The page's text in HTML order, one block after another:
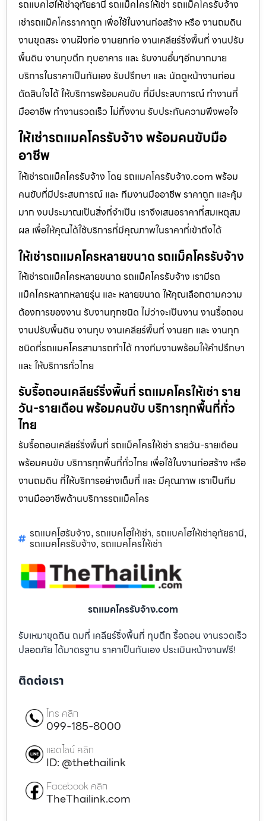
รถแบคโฮให้เช่าอุทัยธานี รถแม็คโครให้เช่า รถแม็คโครรับจ้าง
เช่ารถแม็คโครราคาถูก เพื่อใช้ในงานก่อสร้าง หรือ งานถมดิน
งานขุดสระ งานฝังท่อ งานยกท่อ งานเคลียร์ริ่งพื้นที่ งานปรับ
พื้นดิน งานทุบตึก ทุบอาคาร และ รับงานอื่นๆอีกมากมาย
บริการในราคาเป็นกันเอง รับปรึกษา และ นัดดูหน้างานก่อน
ตัดสินใจได้ ให้บริการพร้อมคนขับ ที่มีประสบการณ์ ทำงานที่
มืออาชีพ ทำงานรวดเร็ว ไม่ทิ้งงาน รับประกันความพึงพอใจ
ให้เช่ารถแมคโครรับจ้าง พร้อมคนขับมือ
อาชีพ
ให้เช่ารถแม็คโครรับจ้าง โดย รถแมคโครรับจ้าง.com พร้อม
คนขับที่มีประสบการณ์ และ ทีมงานมืออาชีพ ราคาถูก และคุ้ม
มาก งบประมาณเป็นสิ่งที่จำเป็น เราจึงเสนอราคาที่สมเหตุสม
ผล เพื่อให้คุณได้ใช้บริการที่มีคุณภาพในราคาที่เข้าถึงได้
ให้เช่ารถแมคโครหลายขนาด รถแม็คโครรับจ้าง
ให้เช่ารถแม็คโครหลายขนาด รถแม็คโครรับจ้าง เรามีรถ
แม็คโครหลากหลายรุ่น และ หลายขนาด ให้คุณเลือกตามความ
ต้องการของงาน รับงานทุกชนิด ไม่ว่าจะเป็นงาน งานรื้อถอน
งานปรับพื้นดิน งานทุบ งานเคลียร์พื้นที่ งานยก และ งานทุก
ชนิดที่รถแมคโครสามารถทำได้ ทางทีมงานพร้อมให้คำปรึกษา
และ ให้บริการทั่วไทย
รับรื้อถอนเคลียร์ริ่งพื้นที่ รถแมคโครให้เช่า ราย
วัน-รายเดือน พร้อมคนขับ บริการทุกพื้นที่ทั่ว
ไทย
รับรื้อถอนเคลียร์ริ่งพื้นที่ รถแม็คโครให้เช่า รายวัน-รายเดือน
พร้อมคนขับ บริการทุกพื้นที่ทั่วไทย เพื่อใช้ในงานก่อสร้าง หรือ
งานถมดิน ที่ให้บริการอย่างเต็มที่ และ มีคุณภาพ เราเป็นทีม
งานมืออาชีพด้านบริการรถแม็คโคร
รถแบคโฮรับจ้าง, รถแบคโฮให้เช่า, รถแบคโฮให้เช่าอุทัยธานี,
รถแมคโครรับจ้าง, รถแมคโครให้เช่า
รถแมคโครรับจ้าง.com
รับเหมาขุดดิน ถมที่ เคลียร์ริ่งพื้นที่ ทุบตึก รื้อถอน งานรวดเร็ว
ปลอดภัย ได้มาตรฐาน ราคาเป็นกันเอง ประเมินหน้างานฟรี!
ติดต่อเรา
โทร คลิก
099-185-8000
แอดไลน์ คลิก
ID: @thethailink
Facebook คลิก
TheThailink.com